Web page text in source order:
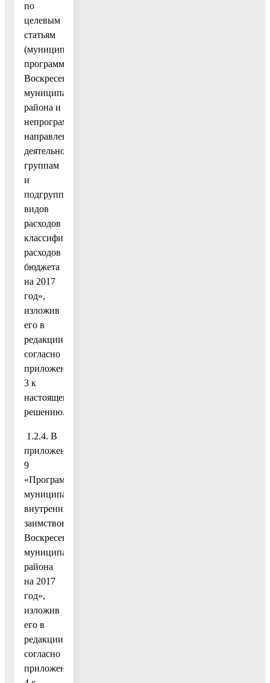
по
целевым
статьям
(муниципальным
программам
Воскресенского
муниципального
района и
непрограммным
направлениям
деятельности),
группам
и
подгруппам
видов
расходов
классификации
расходов
бюджета
на 2017
год»,
изложив
его в
редакции
согласно
приложению
3 к
настоящему
решению.
1.2.4. В
приложение
9
«Программа
муниципальных
внутренних
заимствований
Воскресенского
муниципального
района
на 2017
год»,
изложив
его в
редакции
согласно
приложению